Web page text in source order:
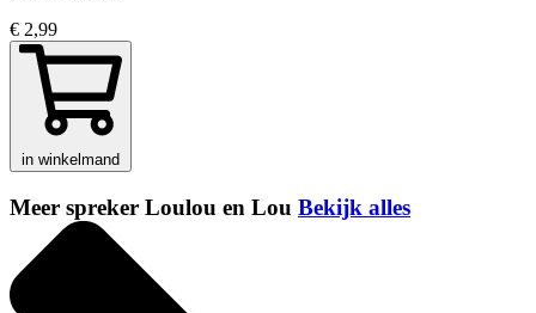
€ 2,99
in winkelmand
Meer spreker Loulou en Lou Bekijk alles